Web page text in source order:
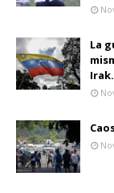
La
Irak.